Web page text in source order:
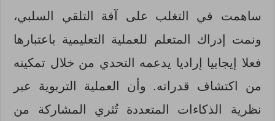
ساهمت في التغلب على آفة التلقي السلبي،
ونمت إدراك المتعلم للعملية التعليمية باعتبارها
فعلا إيجابيا إراديا يدعمه التحدي من خلال تمكينه
من اكتشاف قدراته. وأن العملية التربوية عبر
نظرية الذكاءات المتعددة تُثري المشاركة من